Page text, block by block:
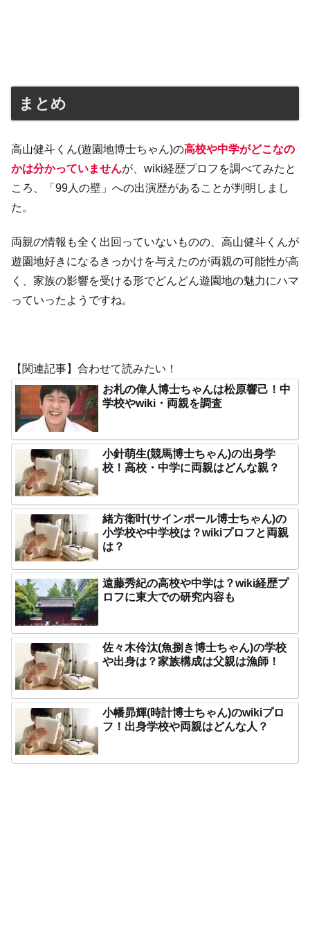
まとめ
高山健斗くん(遊園地博士ちゃん)の高校や中学がどこなの
かは分かっていませんが、wiki経歴プロフを調べてみたと
ころ、「99人の壁」への出演歴があることが判明しまし
た。
両親の情報も全く出回っていないものの、高山健斗くんが
遊園地好きになるきっかけを与えたのが両親の可能性が高
く、家族の影響を受ける形でどんどん遊園地の魅力にハマ
っていったようですね。
【関連記事】合わせて読みたい！
お札の偉人博士ちゃんは松原響己！中
学校やwiki・両親を調査
小針萌生(競馬博士ちゃん)の出身学
校！高校・中学に両親はどんな親？
緒方衛叶(サインポール博士ちゃん)の
小学校や中学校は？wikiプロフと両親
は？
遠藤秀紀の高校や中学は？wiki経歴プ
ロフに東大での研究内容も
佐々木伶汰(魚捌き博士ちゃん)の学校
や出身は？家族構成は父親は漁師！
小幡昴輝(時計博士ちゃん)のwikiプロ
フ！出身学校や両親はどんな人？